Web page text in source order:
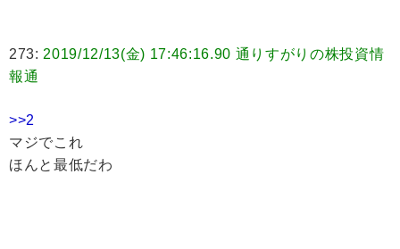
273: 2019/12/13(金) 17:46:16.90 通りすがりの株投資情
報通
>>2
マジでこれ
ほんと最低だわ